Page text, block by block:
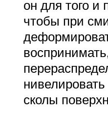
он для того и
чтобы при
сколы